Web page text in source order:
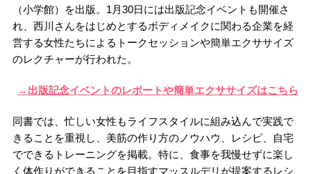
（小学館）を出版。1月30日には出版記念イベントも開催さ
れ、西川さんをはじめとするボディメイクに関わる企業を経
営する女性たちによるトークセッションや簡単エクササイズ
のレクチャーが行われた。
→出版記念イベントのレポートや簡単エクササイズはこちら
同書では、忙しい女性もライフスタイルに組み込んで実践で
きることを重視し、美筋の作り方のノウハウ、レシピ、自宅
でできるトレーニングを掲載。特に、食事を我慢せずに楽し
く体作りができることを目指すマッスルデリが提案するレシ